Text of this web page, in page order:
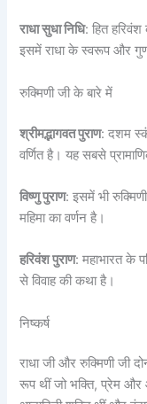
राधा सुधा निधि: हित
इसमें राधा के स्वरूप और
रुक्मिणी जी के बारे में
श्रीमद्भागवत पुराण: दशम
वर्णित है। यह सबसे
विष्णु पुराण: इसमें भी
महिमा का वर्णन है।
हरिवंश पुराण: महाभारत के
से विवाह की कथा है।
निष्कर्ष
राधा जी और रुक्मिणी जी
रूप थीं जो भक्ति, प्रेम और